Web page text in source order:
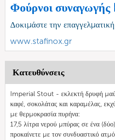
Φούρνοι
Δοκιμάστε την
www.stafinox.gr
Κατευθύνσεις
Imperial Stout - εκλεκτή δρυφή
καφέ, σοκολάτας και καραμέλας,
με θερμοκρασία πυρήνα:
17,5 λίτρα νερού μπύρας σε ένα
προκαίνετε με τον συνδυαστικό